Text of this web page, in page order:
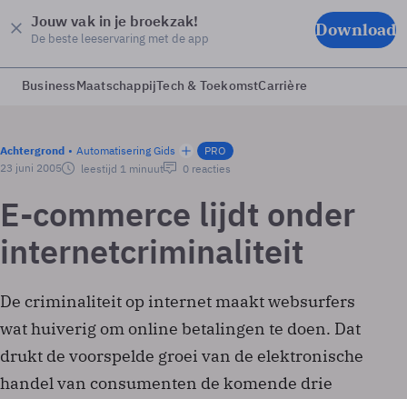
Jouw vak in je broekzak!
De beste leeservaring met de app Download
BusinessMaatschappijTech & ToekomstCarrière
Achtergrond Automatisering Gids
PRO
23 juni 2005
leestijd 1 minuut 0 reacties
E-commerce lijdt onder
internetcriminaliteit
De criminaliteit op internet maakt websurfers
wat huiverig om online betalingen te doen. Dat
drukt de voorspelde groei van de elektronische
handel van consumenten de komende drie